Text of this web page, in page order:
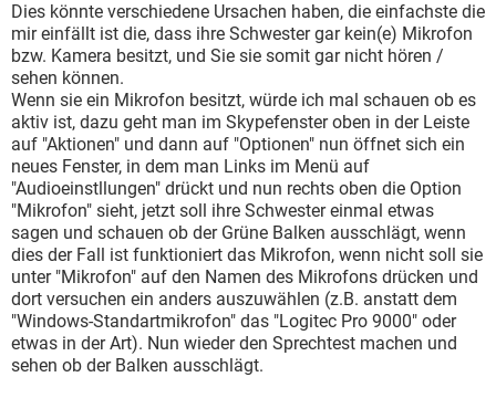
Dies könnte verschiedene Ursachen haben, die einfachste die
mir einfällt ist die, dass ihre Schwester gar kein(e) Mikrofon
bzw. Kamera besitzt, und Sie sie somit gar nicht hören /
sehen können.
Wenn sie ein Mikrofon besitzt, würde ich mal schauen ob es
aktiv ist, dazu geht man im Skypefenster oben in der Leiste
auf "Aktionen" und dann auf "Optionen" nun öffnet sich ein
neues Fenster, in dem man Links im Menü auf
"Audioeinstllungen" drückt und nun rechts oben die Option
"Mikrofon" sieht, jetzt soll ihre Schwester einmal etwas
sagen und schauen ob der Grüne Balken ausschlägt, wenn
dies der Fall ist funktioniert das Mikrofon, wenn nicht soll sie
unter "Mikrofon" auf den Namen des Mikrofons drücken und
dort versuchen ein anders auszuwählen (z.B. anstatt dem
"Windows-Standartmikrofon" das "Logitec Pro 9000" oder
etwas in der Art). Nun wieder den Sprechtest machen und
sehen ob der Balken ausschlägt.